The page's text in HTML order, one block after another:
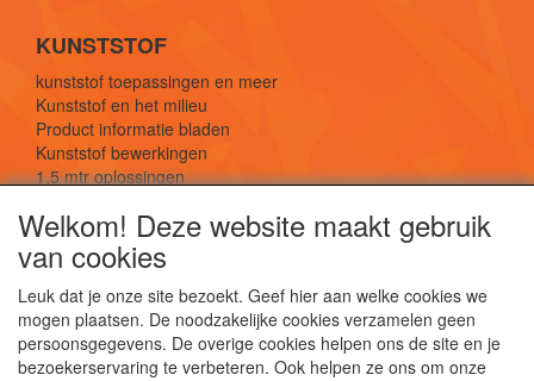
KUNSTSTOF
kunststof toepassingen en meer
Kunststof en het milieu
Product informatie bladen
Kunststof bewerkingen
1,5 mtr oplossingen
SOCIALE MEDIA
Welkom! Deze website maakt gebruik
van cookies
Leuk dat je onze site bezoekt. Geef hier aan welke cookies we
mogen plaatsen. De noodzakelijke cookies verzamelen geen
persoonsgegevens. De overige cookies helpen ons de site en je
bezoekerservaring te verbeteren. Ook helpen ze ons om onze